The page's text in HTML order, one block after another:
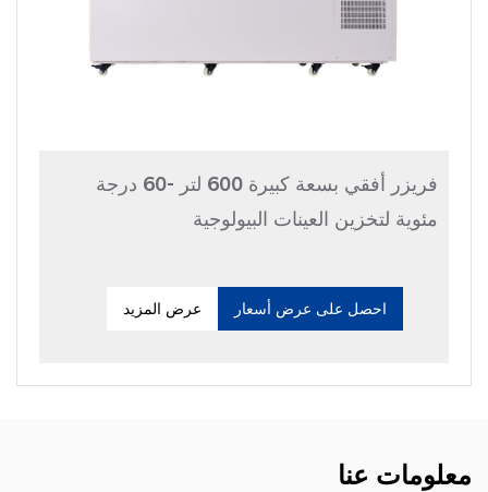
فريزر أفقي بسعة كبيرة 600 لتر -60 درجة
مئوية لتخزين العينات البيولوجية
احصل على عرض أسعار عرض المزيد
معلومات عنا